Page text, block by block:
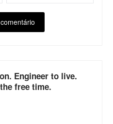
Engineer to live.
free time.